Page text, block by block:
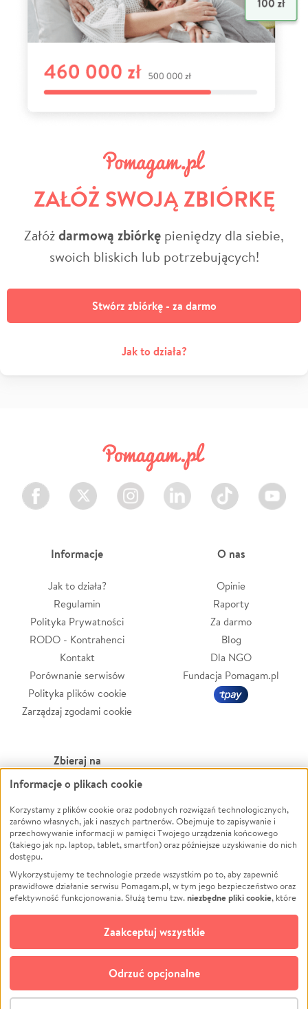
ZAŁÓŻ SWOJĄ ZBIÓRKĘ
Załóżdarmową zbiórkę pieniędzy dla siebie,
swoich bliskich lub potrzebujących!
Stwórz zbiórkę - za darmo
Jak to działa?
Facebook Twitter Instagram LinkedIn TikTok Youtube
Informacje
Jak to działa?
Regulamin
Polityka Prywatności
RODO - Kontrahenci
Kontakt
Porównanie serwisów
Polityka plików cookie
Zarządzaj zgodami cookie
O nas
Opinie
Raporty
Za darmo
Blog
Dla NGO
Fundacja Pomagam.pl
Zbieraj na
Leczenie
Zwierzęta
Pożar
Ukraina
Pomoc Finansowa
Projekty
Pogrzeb
Społeczność lokalna
Kultura
Powódź
Wichura
NGO
Edukacja
Podróż
Impreza
Ochrona środowiska
Biznes
© CROWDING SP. Z O.O.
Informacje o plikach cookie
Korzystamy z plików cookie oraz podobnych rozwiązań technologicznych,
zarówno własnych, jak i naszych partnerów. Obejmuje to zapisywanie i
przechowywanie informacji w pamięci Twojego urządzenia końcowego
(takiego jak np. laptop, tablet, smartfon) oraz późniejsze uzyskiwanie do nich
dostępu.
Wykorzystujemy te technologie przede wszystkim po to, aby zapewnić
prawidłowe działanie serwisu Pomagam.pl, w tym jego bezpieczeństwo oraz
efektywność funkcjonowania. Służą temu tzw.niezbędne pliki cookie, które
opcjonalnych plików cookie
technologii do celów analitycznych i retargetingowych. Możesz wyrazić
zgodę na ich stosowanie lub jej odmówić. W dowolnym momencie masz
możliwość zmiany swoich preferencji na stronie „Zarządzaj zgodami cookie”,
do której link znajdziesz w stopce serwisu Pomagam.pl. Opcjonalne pliki
cookie wykorzystywane są w następujących celach:
Odrzuć opcjonalne
Zaakceptuj wszystkie